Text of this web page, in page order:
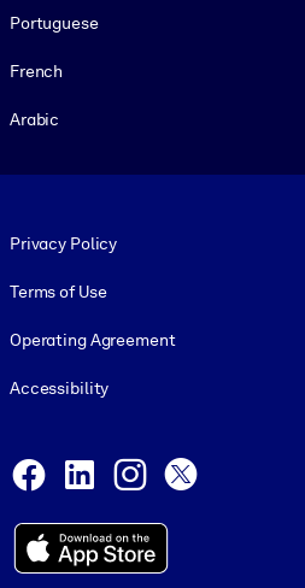
Portuguese
French
Arabic
Privacy Policy
Terms of Use
Operating Agreement
Accessibility
Facebook
LinkedInInstagram